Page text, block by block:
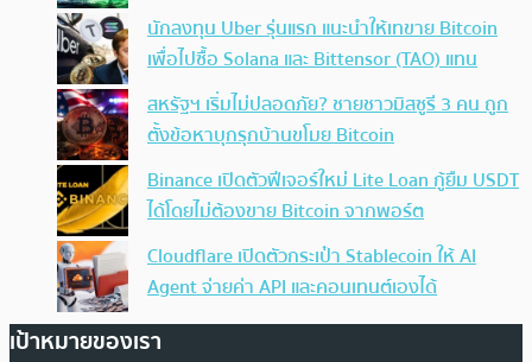
นักลงทุน Uber รุ่นแรก แนะนำให้เทขาย Bitcoin
เพื่อไปซื้อ Solana และ Bittensor (TAO) แทน
สหรัฐฯ เริ่มไม่ปลอดภัย? ชายชาวมิสซูรี 3 คน ถูก
ตั้งข้อหาบุกรุกบ้านขโมย Bitcoin
Binance เปิดตัวฟีเจอร์ใหม่ Lite Loan กู้ยืม USDT
ได้โดยไม่ต้องขาย Bitcoin จากพอร์ต
Cloudflare เปิดตัวกระเป๋า Stablecoin ให้ AI
Agent จ่ายค่า API และคอนเทนต์เองได้
เป้าหมายของเรา